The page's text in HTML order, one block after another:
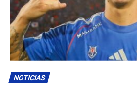
NOTICIAS